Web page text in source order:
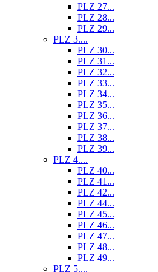
PLZ 27...
PLZ 28...
PLZ 29...
PLZ 3....
PLZ 30...
PLZ 31...
PLZ 32...
PLZ 33...
PLZ 34...
PLZ 35...
PLZ 36...
PLZ 37...
PLZ 38...
PLZ 39...
PLZ 4....
PLZ 40...
PLZ 41...
PLZ 42...
PLZ 44...
PLZ 45...
PLZ 46...
PLZ 47...
PLZ 48...
PLZ 49...
PLZ 5....